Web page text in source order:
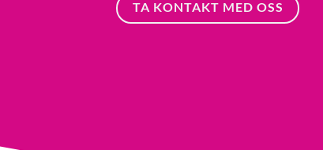
TA KONTAKT MED OSS